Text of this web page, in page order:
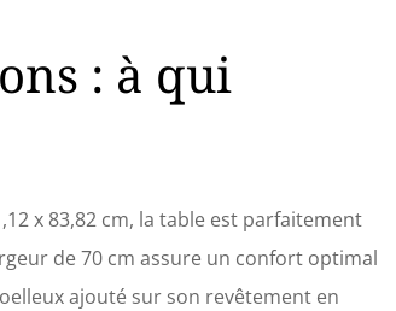
: à qui
x 83,82 cm, la table est parfaitement
de 70 cm assure un confort optimal
ajouté sur son revêtement en